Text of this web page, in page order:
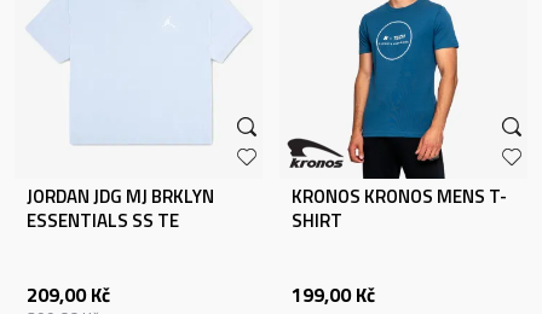
JORDAN JDG MJ BRKLYN
ESSENTIALS SS TE
209,00 Kč
KRONOS KRONOS MENS T-
SHIRT
199,00 Kč